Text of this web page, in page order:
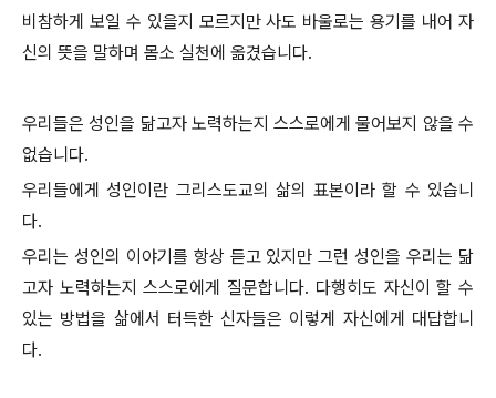
비참하게 보일 수 있을지 모르지만 사도 바울로는 용기를 내어 자
신의 뜻을 말하며 몸소 실천에 옮겼습니다.
우리들은 성인을 닮고자 노력하는지 스스로에게 물어보지 않을 수
없습니다.
우리들에게 성인이란 그리스도교의 삶의 표본이라 할 수 있습니
다.
우리는 성인의 이야기를 항상 듣고 있지만 그런 성인을 우리는 닮
고자 노력하는지 스스로에게 질문합니다. 다행히도 자신이 할 수
있는 방법을 삶에서 터득한 신자들은 이렇게 자신에게 대답합니
다.